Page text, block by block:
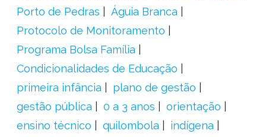
Porto de Pedras
Águia Branca
Protocolo de Monitoramento
Programa Bolsa Família
Condicionalidades de Educação
primeira infância
plano de gestão
gestão pública
0 a 3 anos
orientação
ensino técnico
quilombola
indígena